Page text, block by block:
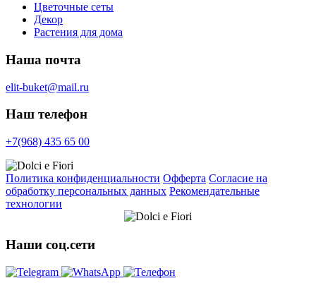
Цветочные сеты
Декор
Растения для дома
Наша почта
elit-buket@mail.ru
Наш телефон
+7(968) 435 65 00
Политика конфиденциальности Офферта Согласие на
обработку персональных данных Рекомендательные
технологии
Наши соц.сети